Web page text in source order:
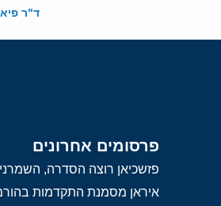
ד"ר
פרסומים אחרונים
פזשכיאן רוצה הסדרה,
איראן מסמנת התקדמות